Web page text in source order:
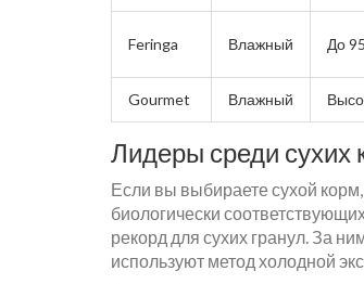
Feringa Влажный До
Gourmet Влажный
Лидеры среди сухих
Если вы выбираете сухой
биологически
рекорд для сухих гранул. За
используют метод холодной